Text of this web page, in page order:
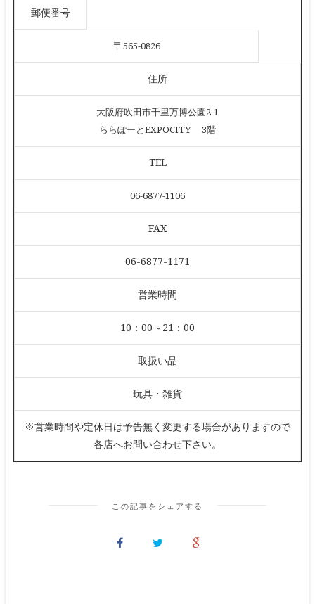
郵便番号
〒 565-0826
住所
大阪府吹田市千里万博公園2-1
ららぽーとEXPOCITY 3階
TEL
06-6877-1106
FAX
06-6877-1171
営業時間
10：00～21：00
取扱い品
玩具・雑貨
※営業時間や定休日は予告無く変更する場合がありますので
各店へお問い合わせ下さい。
この記事をシェアする